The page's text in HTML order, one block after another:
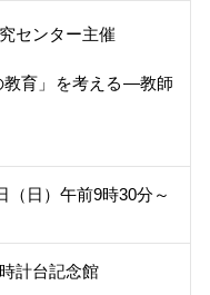
センター主催
教育」を考える―教師
（日）午前9時30分～
計台記念館